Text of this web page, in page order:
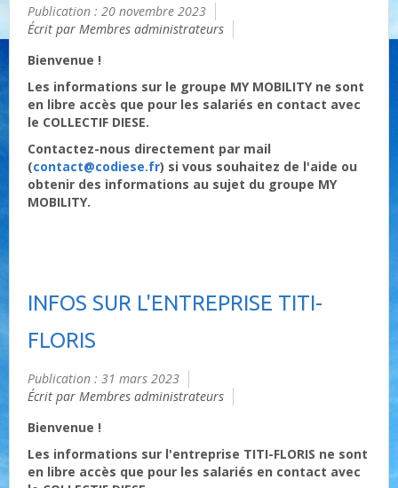
Publication : 20 novembre 2023
Écrit par Membres administrateurs
Bienvenue !
Les informations sur le groupe MY MOBILITY ne sont
en libre accès que pour les salariés en contact avec
le COLLECTIF DIESE.
Contactez-nous directement par mail
(contact@codiese.fr) si vous souhaitez de l'aide ou
obtenir des informations au sujet du groupe MY
MOBILITY.
INFOS SUR L'ENTREPRISE TITI-
FLORIS
Publication : 31 mars 2023
Écrit par Membres administrateurs
Bienvenue !
Les informations sur l'entreprise TITI-FLORIS ne sont
en libre accès que pour les salariés en contact avec